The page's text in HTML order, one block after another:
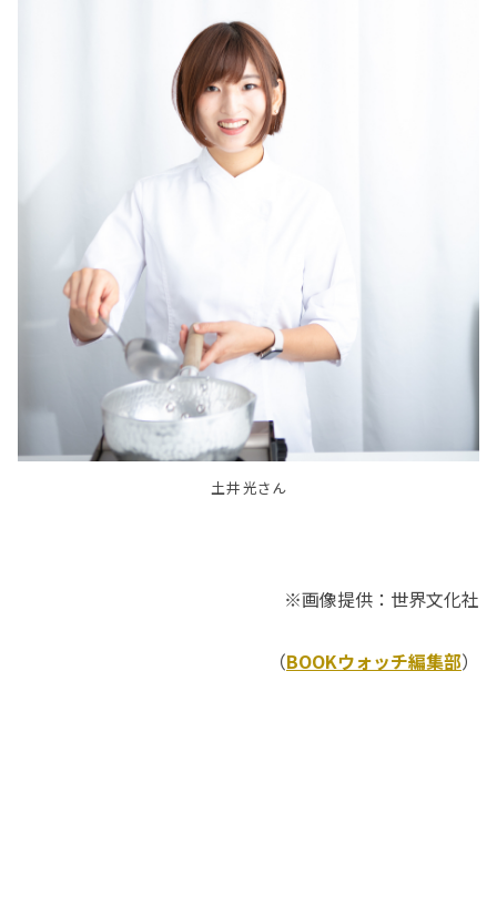
土井 光さん
※画像提供：世界文化社
（BOOKウォッチ編集部）